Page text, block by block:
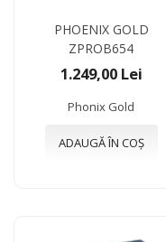
PHOENIX GOLD
ZPROB654
1.249,00 Lei
Phonix Gold
ADAUGĂ ÎN COȘ